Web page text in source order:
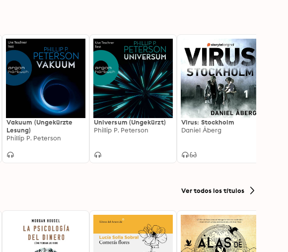
Vakuum (Ungekürzte
Lesung)
Phillip P. Peterson
Universum (Ungekürzt)
Phillip P. Peterson
Virus: Stockholm
Daniel Åberg
Ver todos los títulos